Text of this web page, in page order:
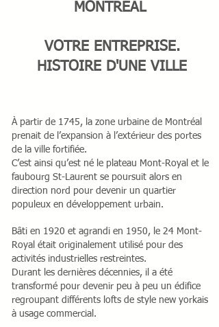
MONTRÉAL
VOTRE ENTREPRISE.
HISTOIRE D'UNE VILLE
À partir de 1745, la zone urbaine de Montréal
prenait de l’expansion à l’extérieur des portes
de la ville fortifiée.
C’est ainsi qu’est né le plateau Mont-Royal et le
faubourg St-Laurent se poursuit alors en
direction nord pour devenir un quartier
populeux en développement urbain.
Bâti en 1920 et agrandi en 1950, le 24 Mont-
Royal était originalement utilisé pour des
activités industrielles restreintes.
Durant les dernières décennies, il a été
transformé pour devenir peu à peu un édifice
regroupant différents lofts de style new yorkais
à usage commercial.